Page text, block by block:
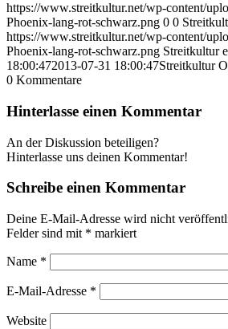
https://www.streitkultur.net/wp-content/
Phoenix-lang-rot-schwarz.png 0 0
https://www.streitkultur.net/wp-content/
Phoenix-lang-rot-schwarz.png Streitkultur
18:00:472013-07-31 18:00:47Streitkultur
0 Kommentare
Hinterlasse einen Kommentar
An der Diskussion beteiligen?
Hinterlasse uns deinen Kommentar!
Schreibe einen Kommentar
Deine E-Mail-Adresse wird nicht
Felder sind mit * markiert
Name *
E-Mail-Adresse *
Website